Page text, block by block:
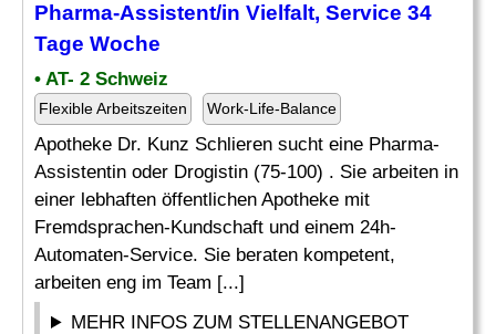
Pharma-Assistent/in Vielfalt, Service 34
Tage Woche
• AT- 2 Schweiz
Flexible Arbeitszeiten Work-Life-Balance
Apotheke Dr. Kunz Schlieren sucht eine Pharma-
Assistentin oder Drogistin (75-100) . Sie arbeiten in
einer lebhaften öffentlichen Apotheke mit
Fremdsprachen-Kundschaft und einem 24h-
Automaten-Service. Sie beraten kompetent,
arbeiten eng im Team [...]
MEHR INFOS ZUM STELLENANGEBOT